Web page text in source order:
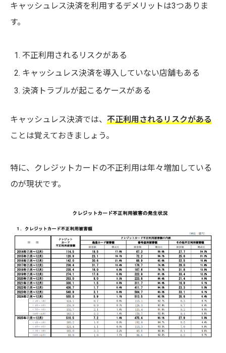
キャッシュレス決済を利用するデメリットは3つありま
す。
不正利用されるリスクがある
キャッシュレス決済を導入していない店舗もある
決済トラブルが起こるケースがある
キャッシュレス決済では、 不正利用されるリスクがある
ことは覚えておきましょう。
特に、クレジットカードの不正利用は年々増加している
のが現状です。